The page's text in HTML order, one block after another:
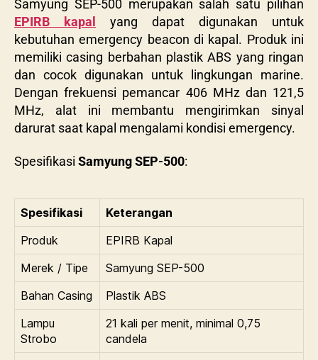
Samyung SEP-500 merupakan salah satu pilihan
EPIRB kapal
yang dapat digunakan untuk
kebutuhan emergency beacon di kapal. Produk ini
memiliki casing berbahan plastik ABS yang ringan
dan cocok digunakan untuk lingkungan marine.
Dengan frekuensi pemancar 406 MHz dan 121,5
MHz, alat ini membantu mengirimkan sinyal
darurat saat kapal mengalami kondisi emergency.
Spesifikasi Samyung SEP-500:
Spesifikasi
Keterangan
Produk
EPIRB Kapal
Merek / Tipe
Samyung SEP-500
Bahan Casing
Plastik ABS
Lampu
Strobo
21 kali per menit, minimal 0,75
candela